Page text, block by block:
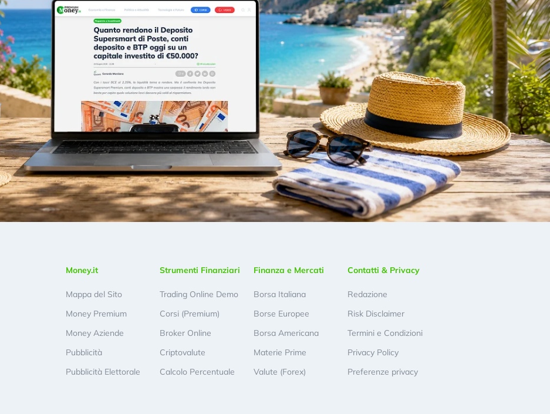
Money.it
Mappa del Sito
Money Premium
Money Aziende
Pubblicità
Pubblicità Elettorale
Strumenti Finanziari
Trading Online Demo
Corsi (Premium)
Broker Online
Criptovalute
Calcolo Percentuale
Finanza e Mercati
Borsa Italiana
Borse Europee
Borsa Americana
Materie Prime
Valute (Forex)
Contatti & Privacy
Redazione
Risk Disclaimer
Termini e Condizioni
Privacy Policy
Preferenze privacy